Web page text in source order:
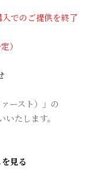
でのご提供を終了
）
ースト）」の
たします。
見る